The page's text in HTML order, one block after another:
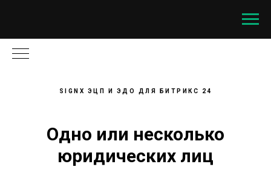
SIGNX ЭЦП И ЭДО ДЛЯ БИТРИКС 24
Одно или несколько
юридических лиц